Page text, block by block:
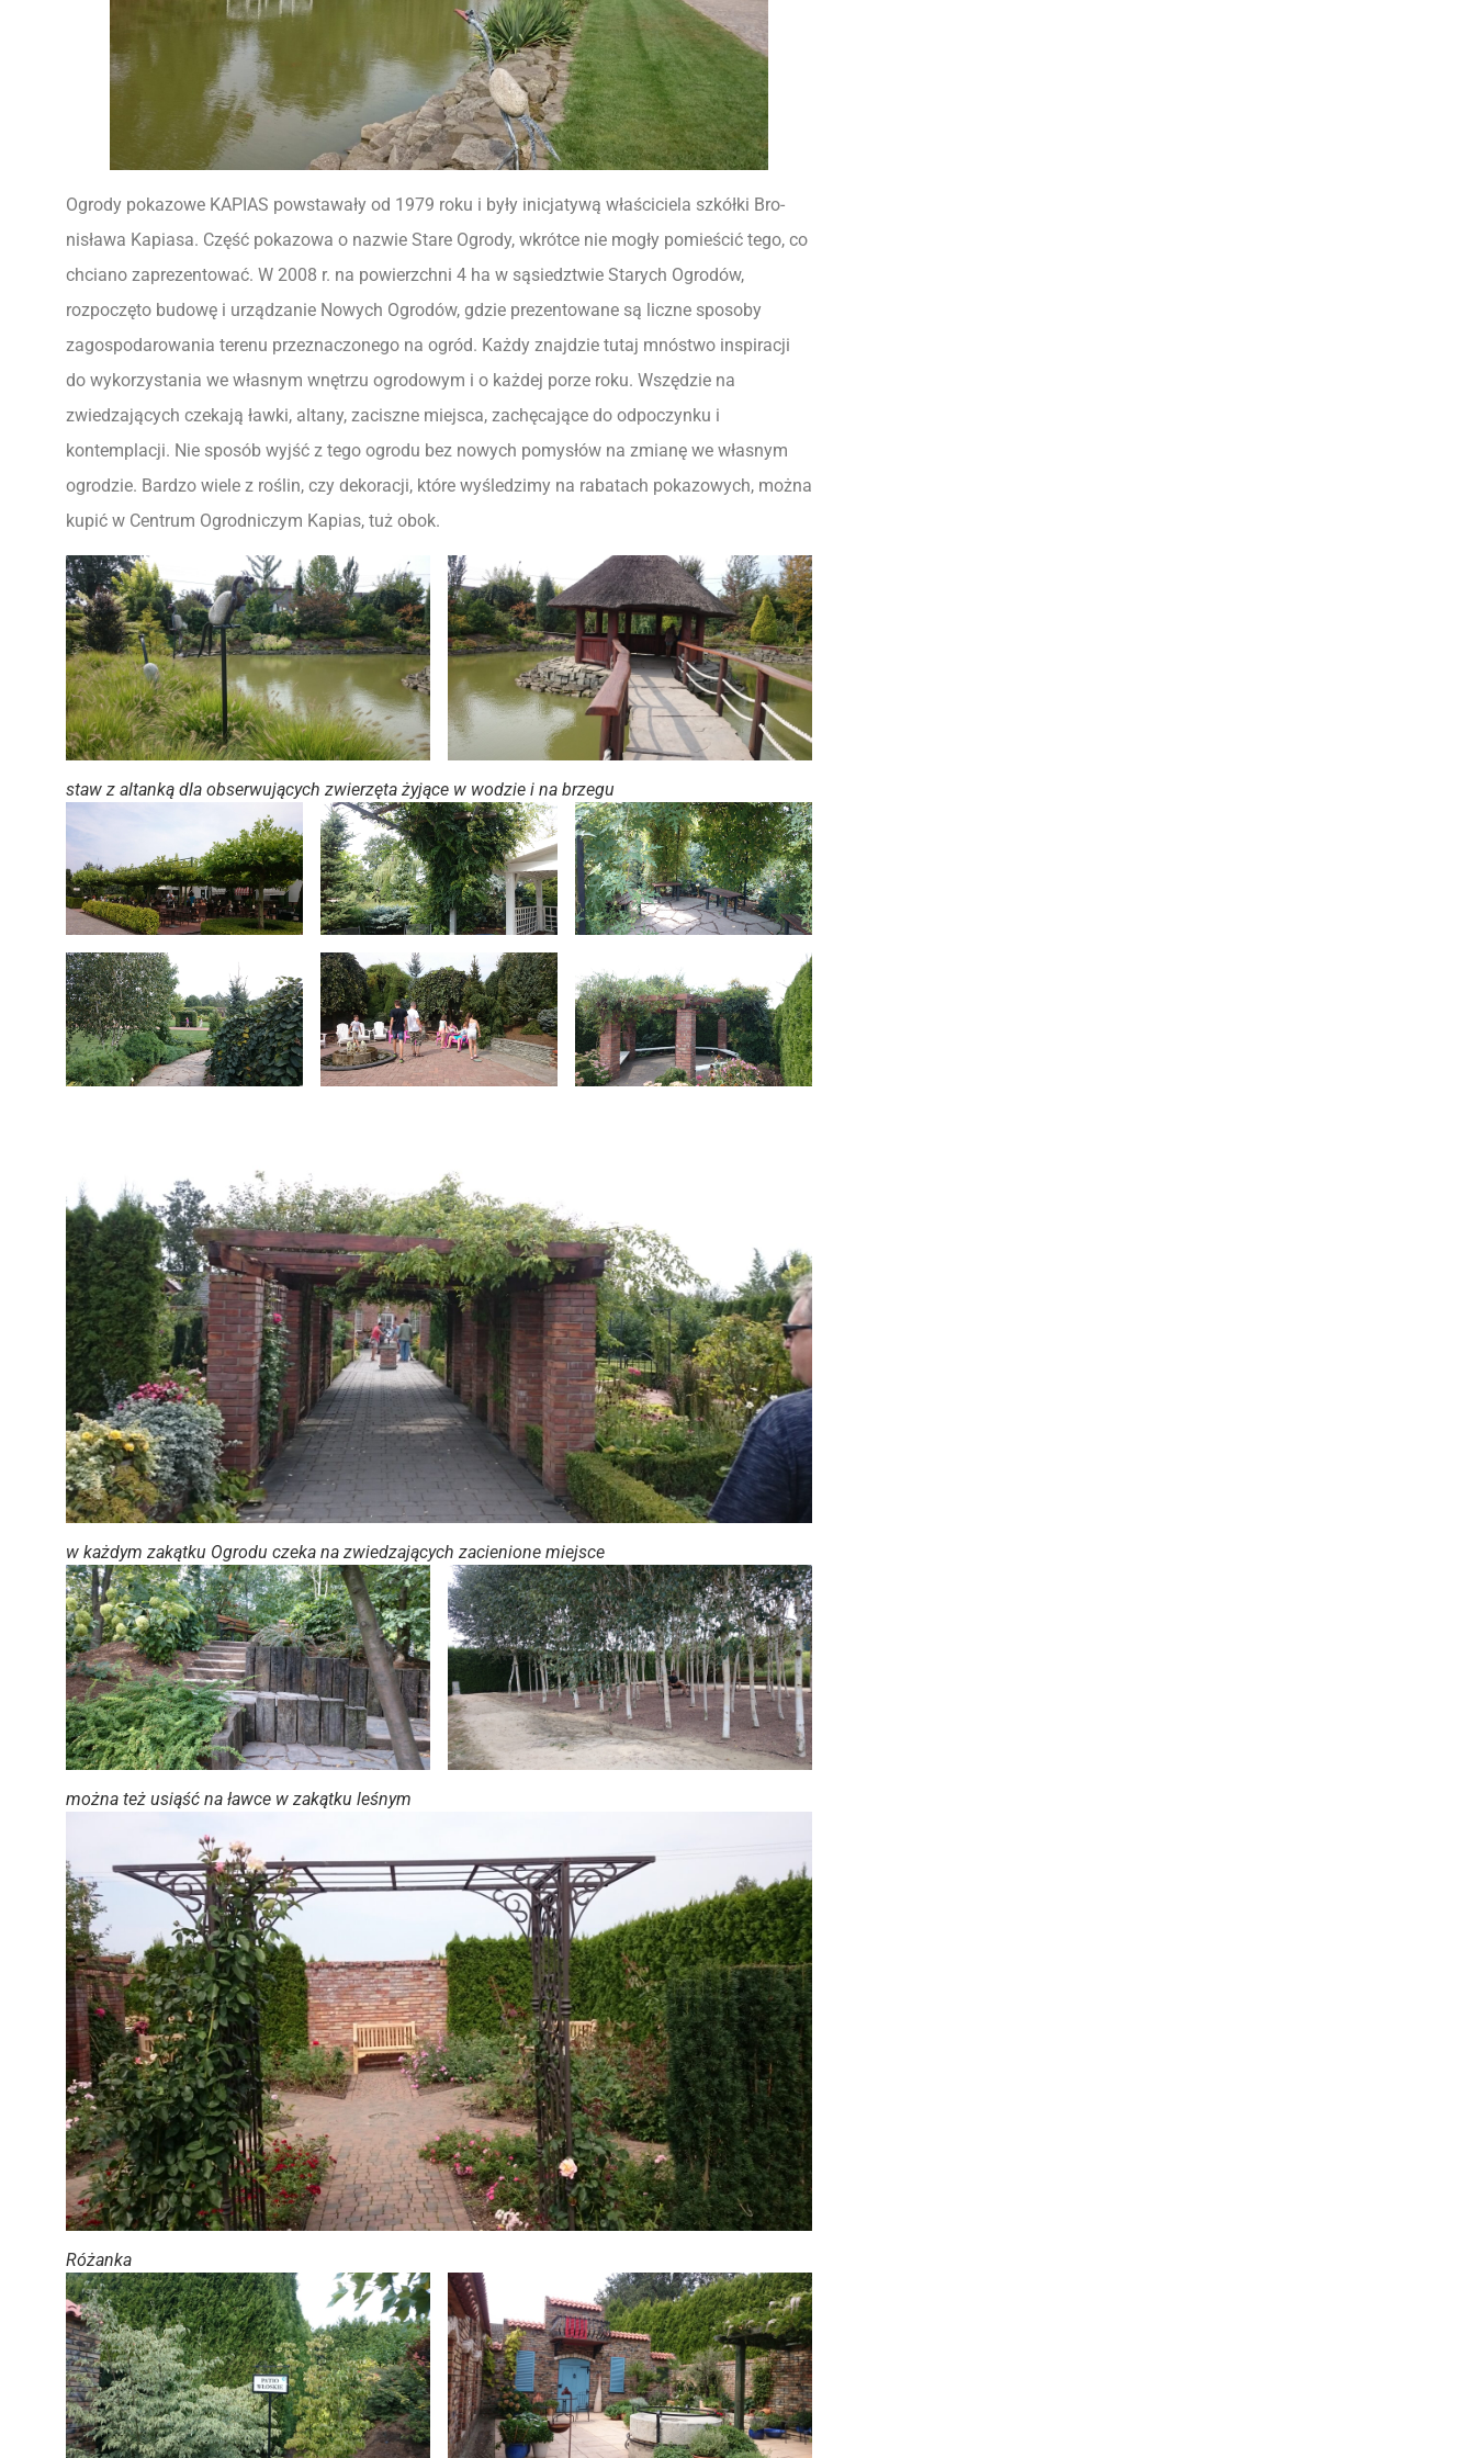
Ogrody pokazowe KAPIAS powstawały od 1979 roku i były inicjatywą właś­ci­ciela szkółki Bro­
nisława Kapiasa. Część pokazowa o nazwie Stare Ogrody, wkrótce nie mogły pomieścić tego, co
chciano zaprezentować. W 2008 r. na powierzchni 4 ha w sąsiedztwie Starych Ogrodów,
rozpoczęto budowę i urządzanie Nowych Ogrodów, gdzie prezentowane są liczne sposoby
zagospodarowania terenu przeznaczonego na ogród. Każdy znajdzie tutaj mnóstwo inspiracji
do wykorzystania we własnym wnętrzu ogrodowym i o każdej porze roku. Wszędzie na
zwiedzających czekają ławki, altany, zaciszne miejsca, zachęcające do odpoczynku i
kontemplacji. Nie sposób wyjść z tego ogrodu bez nowych pomysłów na zmianę we własnym
ogrodzie. Bardzo wiele z roślin, czy dekoracji, które wyśledzimy na rabatach pokazowych, można
kupić w Centrum Ogrodniczym Kapias, tuż obok.
staw z altanką dla obserwujących zwierzęta żyjące w wodzie i na brzegu
w każdym zakątku Ogrodu czeka na zwiedzających zacienione miejsce
można też usiąść na ławce w zakątku leśnym
Różanka